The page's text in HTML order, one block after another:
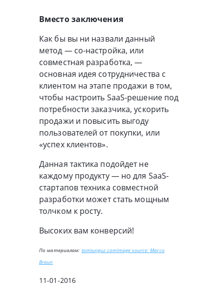
Вместо заключения
Как бы вы ни назвали данный
метод — со-настройка, или
совместная разработка, —
основная идея сотрудничества с
клиентом на этапе продажи в том,
чтобы настроить SaaS-решение под
потребности заказчика, ускорить
продажи и повысить выгоду
пользователей от покупки, или
«успех клиентов».
Данная тактика подойдет не
каждому продукту — но для SaaS-
стартапов техника совместной
разработки может стать мощным
толчком к росту.
Высоких вам конверсий!
По материалам: tomtunguz.comImage source: Marco
Braun
11-01-2016